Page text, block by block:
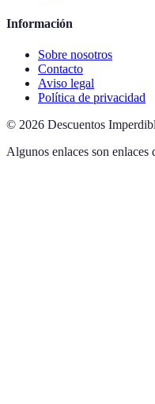
Información
Sobre nosotros
Contacto
Aviso legal
Política de privacidad
© 2026 Descuentos
Algunos enlaces son enlaces